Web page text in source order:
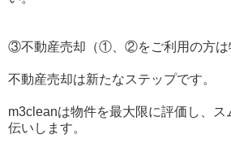
③不動産売却（①、②をご利用の方は
不動産売却は新たなステップです。
m3cleanは物件を最大限に評価し、
伝いします。